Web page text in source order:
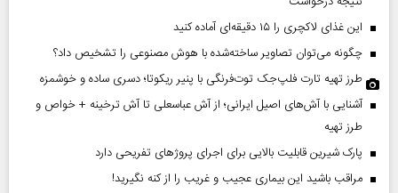
این غذای لاکچری را ۱۵ دقیقه‌ای آماده کنید
چگونه می‌توان تصاویر ساخته‌شده با هوش مصنوعی را تشخیص داد؟
طرز تهیه تارت فلپ‌جک توت‌فرنگی با پنیر ریکوتا؛ دسری ساده و خوشمزه
آشنایی با آش‌های اصیل ایرانی؛ از آش عباسعلی تا آش ترخینه + خواص و
طرز تهیه
پارک شیرین قابلیت‌ بالایی برای اجرای پروژهای تفریحی دارد
مراقب باشید این بیماری عجیب و غریب را از کنه نگیرید!